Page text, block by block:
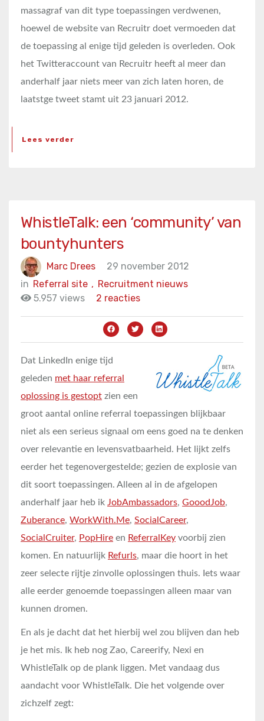
massagraf van dit type toepassingen verdwenen,
hoewel de website van Recruitr doet vermoeden dat
de toepassing al enige tijd geleden is overleden. Ook
het Twitteraccount van Recruitr heeft al meer dan
anderhalf jaar niets meer van zich laten horen, de
laatstge tweet stamt uit 23 januari 2012.
Lees verder
WhistleTalk: een ‘community’ van
bountyhunters
Marc Drees
29 november 2012
in
Recruitment nieuws
Referral site ,
5.957 views
2 reacties
Dat LinkedIn enige tijd
geleden met haar referral
oplossing is gestopt zien een
groot aantal online referral toepassingen blijkbaar
niet als een serieus signaal om eens goed na te denken
over relevantie en levensvatbaarheid. Het lijkt zelfs
eerder het tegenovergestelde; gezien de explosie van
dit soort toepassingen. Alleen al in de afgelopen
anderhalf jaar heb ik JobAmbassadors, GooodJob,
Zuberance, WorkWith.Me, SocialCareer,
SocialCruiter, PopHire en ReferralKey voorbij zien
komen. En natuurlijk Refurls, maar die hoort in het
zeer selecte rijtje zinvolle oplossingen thuis. Iets waar
alle eerder genoemde toepassingen alleen maar van
kunnen dromen.
En als je dacht dat het hierbij wel zou blijven dan heb
je het mis. Ik heb nog Zao, Careerify, Nexi en
WhistleTalk op de plank liggen. Met vandaag dus
aandacht voor WhistleTalk. Die het volgende over
zichzelf zegt: